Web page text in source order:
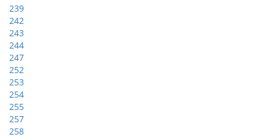
239
242
243
244
247
252
253
254
255
257
258